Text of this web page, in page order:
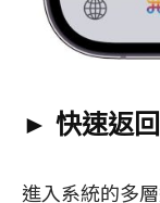
► 快速返回
進入系統的多